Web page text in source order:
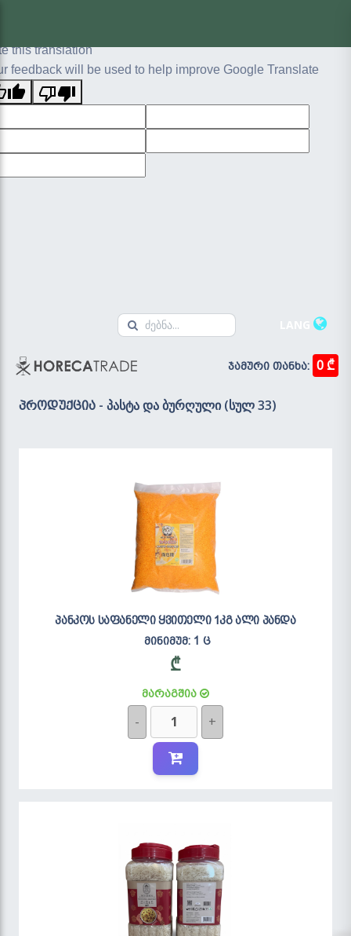
this translation
feedback will be used to help improve Google Translate
ჯამური თანხა: 0 ₾
პროდუქცია - პასტა და ბურღული (სულ 33)
პანკოს საფანელი ყვითელი 1კგ ალი პანდა
მინიმუმ: 1 ც
₾
მარაგშია
- +